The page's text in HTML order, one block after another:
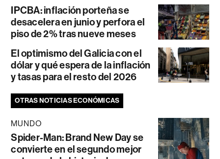
IPCBA: inflación porteña se
desacelera en junio y perfora el
piso de 2% tras nueve meses
El optimismo del Galicia con el
dólar y qué espera de la inflación
y tasas para el resto del 2026
OTRAS NOTICIAS ECONÓMICAS
MUNDO
Spider-Man: Brand New Day se
convierte en el segundo mejor